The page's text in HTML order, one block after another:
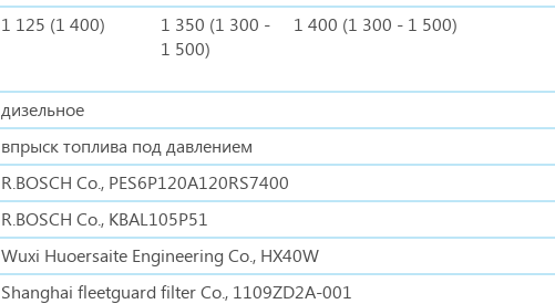
1 125 (1 400)
1 350 (1 300 -
1 500)
1 400 (1 300 - 1 500)
дизельное
впрыск топлива под давлением
R.BOSCH Co., PES6P120A120RS7400
R.BOSCH Co., KBAL105P51
Wuxi Huoersaite Engineering Co., HX40W
Shanghai fleetguard filter Co., 1109ZD2A-001